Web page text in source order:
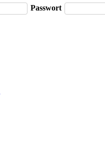
Passwort